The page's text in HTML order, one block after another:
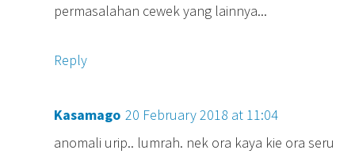
permasalahan cewek yang lainnya...
Reply
Kasamago 20 February 2018 at 11:04
anomali urip.. lumrah. nek ora kaya kie ora seru